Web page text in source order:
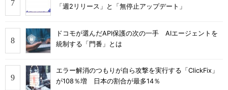
「週2リリース」と「無停止アップデート」
ドコモが選んだAPI保護の次の一手 AIエージェントを
統制する「門番」とは
エラー解消のつもりが自ら攻撃を実行する「ClickFix」
が108％増 日本の割合が最多14％